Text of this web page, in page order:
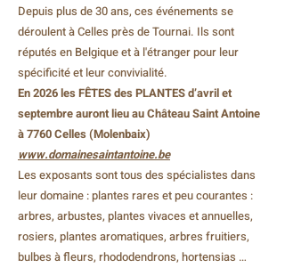
Depuis plus de 30 ans, ces événements se
déroulent à Celles près de Tournai. Ils sont
réputés en Belgique et à l'étranger pour leur
spécificité et leur convivialité.
En 2026 les FÊTES des PLANTES d’avril et
septembre auront lieu au Château Saint Antoine
à 7760 Celles (Molenbaix)
www.domainesaintantoine.be
Les exposants sont tous des spécialistes dans
leur domaine : plantes rares et peu courantes :
arbres, arbustes, plantes vivaces et annuelles,
rosiers, plantes aromatiques, arbres fruitiers,
bulbes à fleurs, rhododendrons, hortensias …